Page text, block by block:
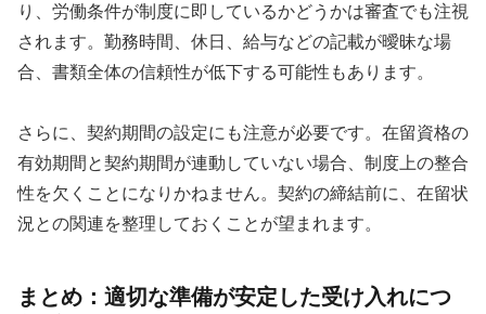
り、労働条件が制度に即しているかどうかは審査でも注視
されます。勤務時間、休日、給与などの記載が曖昧な場
合、書類全体の信頼性が低下する可能性もあります。
さらに、契約期間の設定にも注意が必要です。在留資格の
有効期間と契約期間が連動していない場合、制度上の整合
性を欠くことになりかねません。契約の締結前に、在留状
況との関連を整理しておくことが望まれます。
まとめ：適切な準備が安定した受け入れにつ